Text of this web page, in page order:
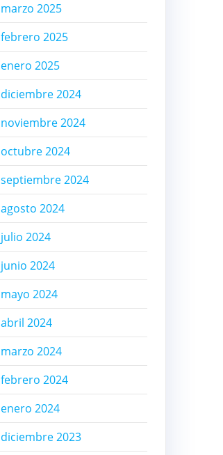
marzo 2025
febrero 2025
enero 2025
diciembre 2024
noviembre 2024
octubre 2024
septiembre 2024
agosto 2024
julio 2024
junio 2024
mayo 2024
abril 2024
marzo 2024
febrero 2024
enero 2024
diciembre 2023